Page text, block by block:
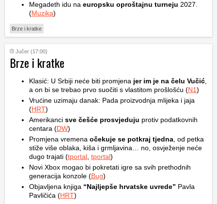
Megadeth idu na europsku oproštajnu turneju 2027.
(Muzika)
Brze i kratke
Jučer (17:00)
Brze i kratke
Klasić: U Srbiji neće biti promjena jer im je na čelu Vučić
a on bi se trebao prvo suočiti s vlastitom prošlošću (N1)
Vrućine uzimaju danak: Pada proizvodnja mlijeka i jaja
(HRT)
Amerikanci sve češće prosvjeduju protiv podatkovnih
centara (DW)
Promjena vremena očekuje se potkraj tjedna , od petka
stiže više oblaka, kiša i grmljavina… no, osvježenje neće
dugo trajati (tportal tportal)
Novi Xbox mogao bi pokretati igre sa svih prethodnih
generacija konzole (Bug)
Objavljena knjiga “Najljepše hrvatske uvrede” Pavla
Pavličića (HRT)